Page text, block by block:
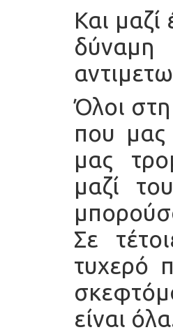
Και μαζί
δύναμη
Όλοι
που μας
μας
μαζί
Σε
τυχερό
είναι